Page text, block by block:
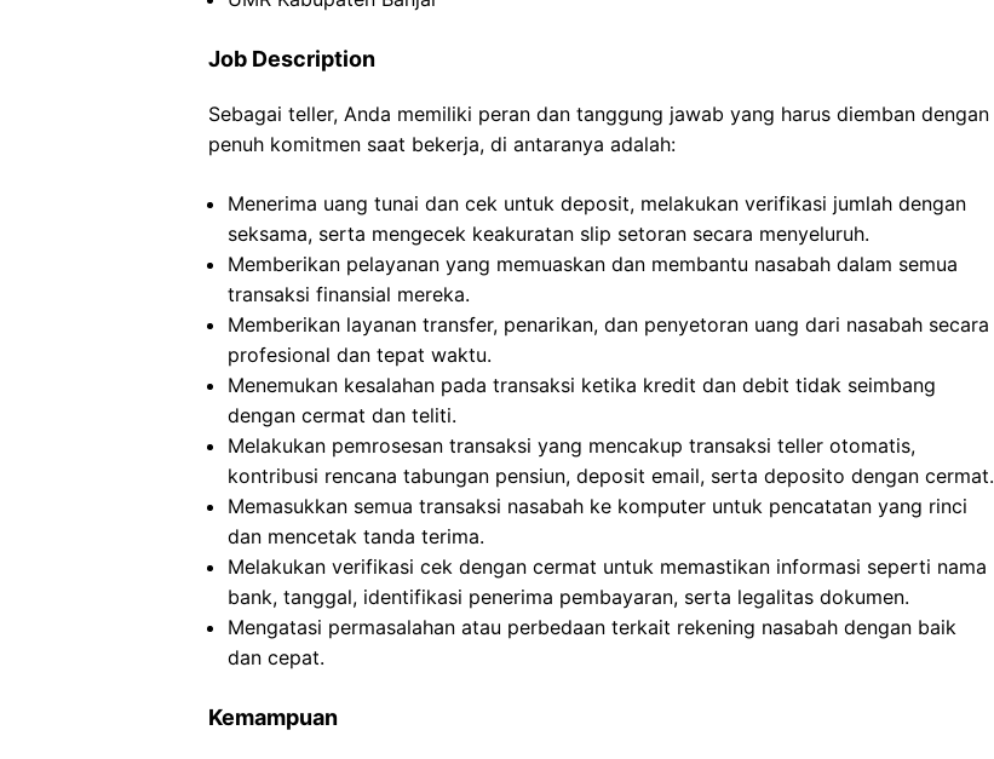
Job Description
Sebagai teller, Anda memiliki peran dan tanggung jawab yang harus diemban dengan
penuh komitmen saat bekerja, di antaranya adalah:
Menerima uang tunai dan cek untuk deposit, melakukan verifikasi jumlah dengan
seksama, serta mengecek keakuratan slip setoran secara menyeluruh.
Memberikan pelayanan yang memuaskan dan membantu nasabah dalam semua
transaksi finansial mereka.
Memberikan layanan transfer, penarikan, dan penyetoran uang dari nasabah secara
profesional dan tepat waktu.
Menemukan kesalahan pada transaksi ketika kredit dan debit tidak seimbang
dengan cermat dan teliti.
Melakukan pemrosesan transaksi yang mencakup transaksi teller otomatis,
kontribusi rencana tabungan pensiun, deposit email, serta deposito dengan cermat.
Memasukkan semua transaksi nasabah ke komputer untuk pencatatan yang rinci
dan mencetak tanda terima.
Melakukan verifikasi cek dengan cermat untuk memastikan informasi seperti nama
bank, tanggal, identifikasi penerima pembayaran, serta legalitas dokumen.
Mengatasi permasalahan atau perbedaan terkait rekening nasabah dengan baik
dan cepat.
Kemampuan